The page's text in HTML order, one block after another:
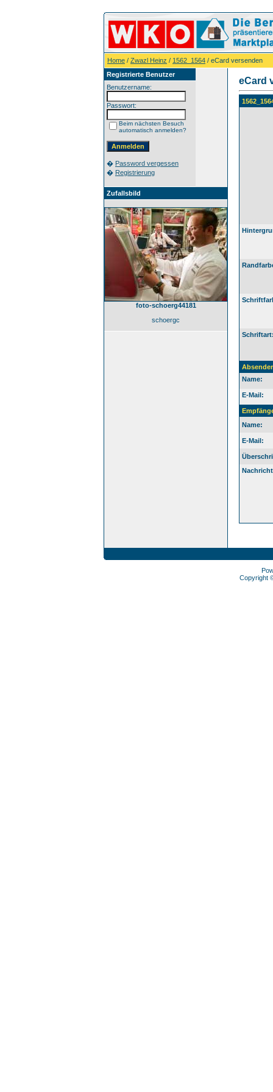
Home / Zwazl Heinz / 1562_1564 / eCard versenden
Registrierte Benutzer
Benutzername:
Passwort:
Beim nächsten Besuch
automatisch anmelden?
� Password vergessen
� Registrierung
Zufallsbild
foto-schoerg44181
schoergc
eCard
Absender
Name:
E-Mail:
Name:
E-Mail:
Copyright